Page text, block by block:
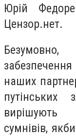
Юрій
Цензор.нет.
Безумовно,
наших
вирішують
сумнівів,